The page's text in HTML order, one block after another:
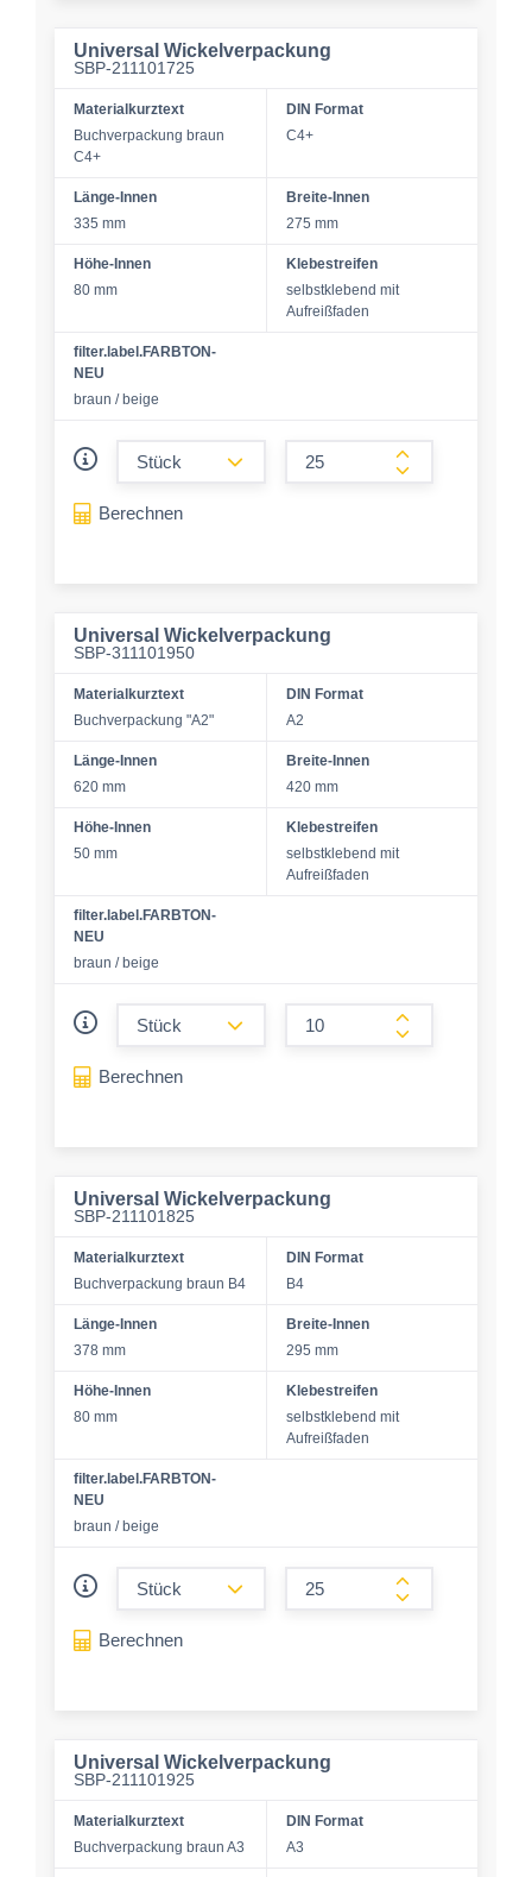
Universal Wickelverpackung
SBP-211101725
Materialkurztext
Buchverpackung braun
C4+
DIN Format
C4+
Länge-Innen
335 mm
Breite-Innen
275 mm
Höhe-Innen
80 mm
Klebestreifen
selbstklebend mit
Aufreißfaden
filter.label.FARBTON-
NEU
braun / beige
form.increase-
Berechnen
Universal Wickelverpackung
SBP-311101950
Materialkurztext
Buchverpackung "A2"
DIN Format
A2
Länge-Innen
620 mm
Breite-Innen
420 mm
Höhe-Innen
50 mm
Klebestreifen
selbstklebend mit
Aufreißfaden
filter.label.FARBTON-
NEU
braun / beige
form.increase-
Berechnen
Universal Wickelverpackung
SBP-211101825
Materialkurztext
Buchverpackung braun B4
DIN Format
B4
Länge-Innen
378 mm
Breite-Innen
295 mm
Höhe-Innen
80 mm
Klebestreifen
selbstklebend mit
Aufreißfaden
filter.label.FARBTON-
NEU
braun / beige
form.increase-
Berechnen
Universal Wickelverpackung
SBP-211101925
Materialkurztext
Buchverpackung braun A3
DIN Format
A3